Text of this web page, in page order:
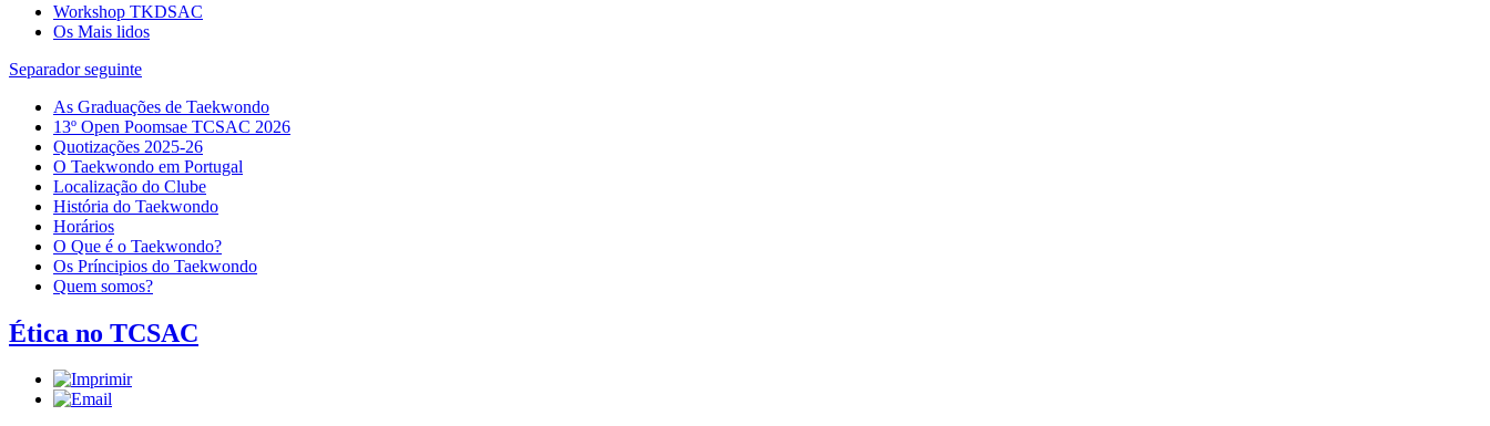
Workshop TKDSAC
Os Mais lidos
Separador seguinte
As Graduações de Taekwondo
13º Open Poomsae TCSAC 2026
Quotizações 2025-26
O Taekwondo em Portugal
Localização do Clube
História do Taekwondo
Horários
O Que é o Taekwondo?
Os Príncipios do Taekwondo
Quem somos?
Ética no TCSAC